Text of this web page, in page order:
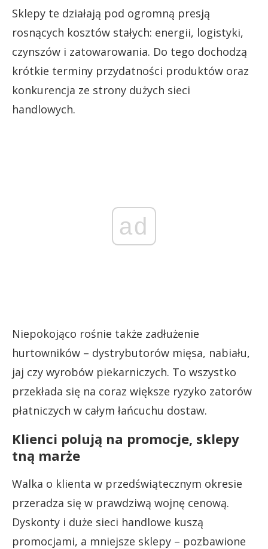
Sklepy te działają pod ogromną presją
rosnących kosztów stałych: energii, logistyki,
czynszów i zatowarowania. Do tego dochodzą
krótkie terminy przydatności produktów oraz
konkurencja ze strony dużych sieci
handlowych.
ad
Niepokojąco rośnie także zadłużenie
hurtowników – dystrybutorów mięsa, nabiału,
jaj czy wyrobów piekarniczych. To wszystko
przekłada się na coraz większe ryzyko zatorów
płatniczych w całym łańcuchu dostaw.
Klienci polują na promocje, sklepy
tną marże
Walka o klienta w przedświątecznym okresie
przeradza się w prawdziwą wojnę cenową.
Dyskonty i duże sieci handlowe kuszą
promocjami, a mniejsze sklepy – pozbawione